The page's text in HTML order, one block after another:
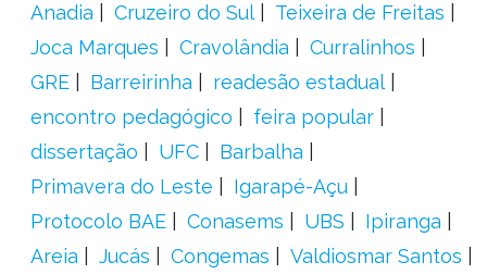
Anadia
Cruzeiro do Sul
Teixeira de Freitas
Joca Marques
Cravolândia
Curralinhos
GRE
Barreirinha
readesão estadual
encontro pedagógico
feira popular
dissertação
UFC
Barbalha
Primavera do Leste
Igarapé-Açu
Protocolo BAE
Conasems UBS
Ipiranga
Areia
Jucás Congemas Valdiosmar Santos